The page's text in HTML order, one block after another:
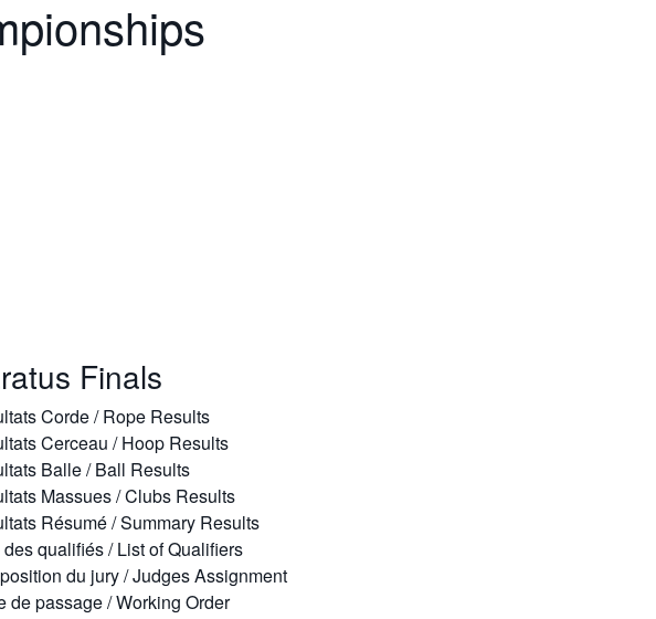
Finals
Corde / Rope Results
Cerceau / Hoop Results
Balle / Ball Results
Massues / Clubs Results
Résumé / Summary Results
des qualifiés / List of Qualifiers
du jury / Judges Assignment
de passage / Working Order